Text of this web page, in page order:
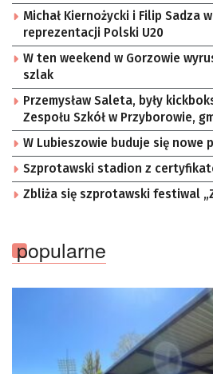
Michał Kiernożycki i Filip Sadza
reprezentacji Polski U20
W ten weekend w Gorzowie
szlak
Przemysław Saleta, były
Zespołu Szkół w Przyborowie,
W Lubieszowie buduje się nowe
Szprotawski stadion z
Zbliża się szprotawski festiwal
popularne